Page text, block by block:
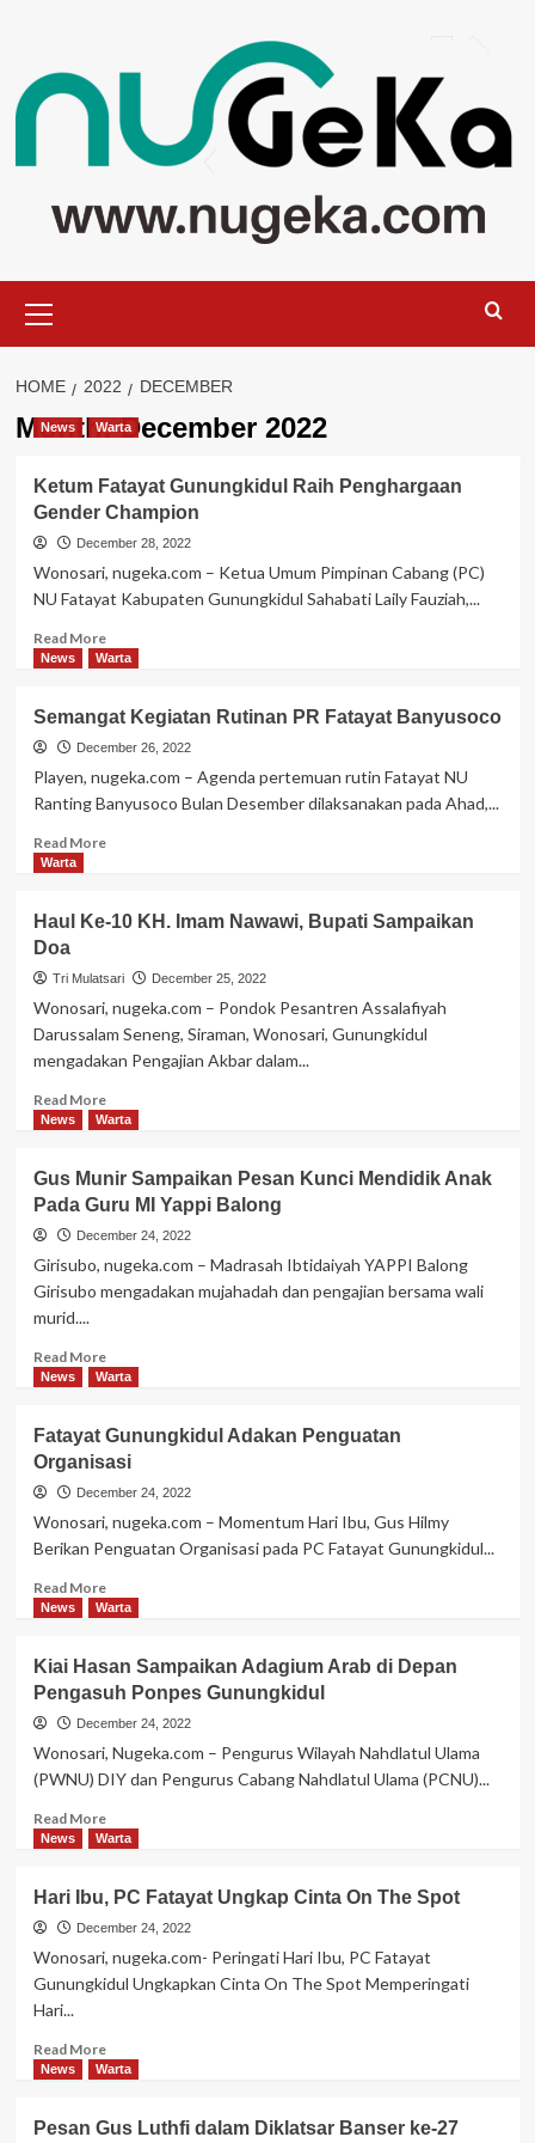
content
Menu
HOME 2022 DECEMBER
Month:December 2022
News Warta
Ketum Fatayat Gunungkidul Raih Penghargaan
Gender Champion
December 28, 2022
Wonosari, nugeka.com – Ketua Umum Pimpinan Cabang (PC)
NU Fatayat Kabupaten Gunungkidul Sahabati Laily Fauziah,...
Read MoreRead
more
Fatayat
Gunungkidul
Raih
Penghargaan
Gender
Champion
News Warta
Semangat Kegiatan Rutinan PR Fatayat Banyusoco
December 26, 2022
Playen, nugeka.com – Agenda pertemuan rutin Fatayat NU
Ranting Banyusoco Bulan Desember dilaksanakan pada Ahad,...
Read MoreRead
Kegiatan
PR
Fatayat
Banyusoco
Warta
Haul Ke-10 KH. Imam Nawawi, Bupati Sampaikan
Doa
Tri Mulatsari December 25, 2022
Wonosari, nugeka.com – Pondok Pesantren Assalafiyah
Darussalam Seneng, Siraman, Wonosari, Gunungkidul
mengadakan Pengajian Akbar dalam...
Read MoreRead
more
Ke-
10
KH.
Nawawi,
Bupati
News Warta
Gus Munir Sampaikan Pesan Kunci Mendidik Anak
Pada Guru MI Yappi Balong
December 24, 2022
Girisubo, nugeka.com – Madrasah Ibtidaiyah YAPPI Balong
Girisubo mengadakan mujahadah dan pengajian bersama wali
murid....
Read MoreRead
more
Munir
Sampaikan
Pesan
Kunci
Mendidik
Anak
Guru
Balong
News Warta
Fatayat Gunungkidul Adakan Penguatan
Organisasi
December 24, 2022
Wonosari, nugeka.com – Momentum Hari Ibu, Gus Hilmy
Berikan Penguatan Organisasi pada PC Fatayat Gunungkidul...
Read MoreRead
more
Gunungkidul
Adakan
Penguatan
Organisasi
News Warta
Kiai Hasan Sampaikan Adagium Arab di Depan
Pengasuh Ponpes Gunungkidul
December 24, 2022
Wonosari, Nugeka.com – Pengurus Wilayah Nahdlatul Ulama
(PWNU) DIY dan Pengurus Cabang Nahdlatul Ulama (PCNU)...
Read MoreRead
more
Hasan
Sampaikan
Adagium
Arab
Ponpes
News Warta
Hari Ibu, PC Fatayat Ungkap Cinta On The Spot
December 24, 2022
Wonosari, nugeka.com- Peringati Hari Ibu, PC Fatayat
Gunungkidul Ungkapkan Cinta On The Spot Memperingati
Hari...
Read MoreRead
more
Ibu,
News Warta
Pesan Gus Luthfi dalam Diklatsar Banser ke-27